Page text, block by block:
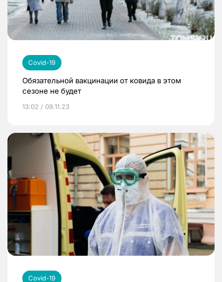
Covid-19
Обязательной вакцинации от ковида в этом
сезоне не будет
13:02 / 09.11.23
Covid-19